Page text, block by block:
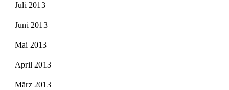
Juli 2013
Juni 2013
Mai 2013
April 2013
März 2013